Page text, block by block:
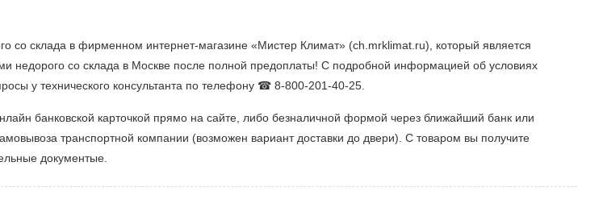
со склада в фирменном интернет-магазине «Мистер Климат» (ch.mrklimat.ru), который является
недорого со склада в Москве после полной предоплаты! С подробной информацией об условиях
у технического консультанта по телефону ☎ 8-800-201-40-25.
банковской карточкой прямо на сайте, либо безналичной формой через ближайший банк или
транспортной компании (возможен вариант доставки до двери). С товаром вы получите
документые.